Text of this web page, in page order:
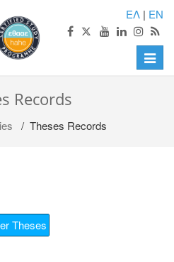
ΕΛ | EN
Toggle
Records
/ Theses Records
Theses